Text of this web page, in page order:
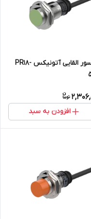
سنسور القایی آتونیکس PR18-
افزودن به سبد